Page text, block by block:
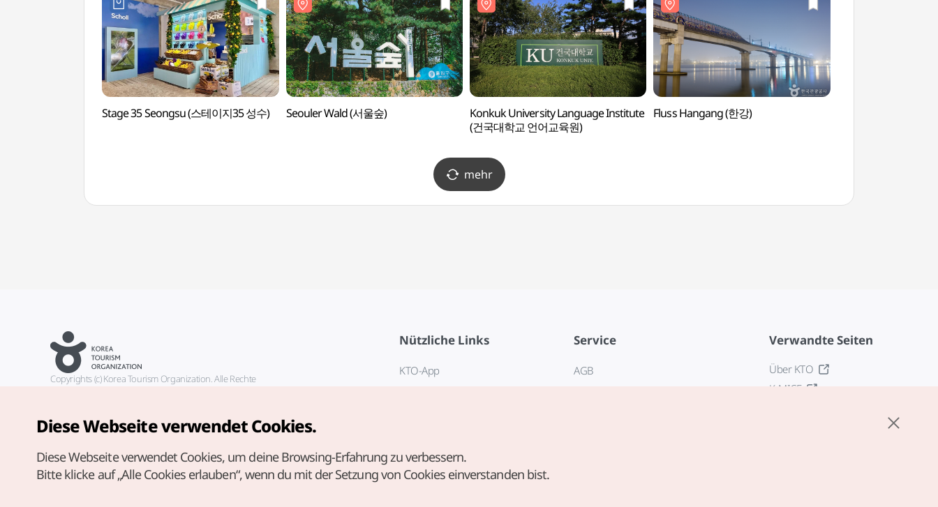
Stage 35 Seongsu (스테이지35 성수) Seouler Wald (서울숲)
Konkuk University Language Institute
(건국대학교 언어교육원)
Fluss Hangang (한강)
mehr
Nützliche Links
KTO-App
Service
AGB
Verwandte Seiten
Über KTO
K-MICE
Copyrights (c) Korea Tourism Organization. Alle Rechte
german@knto.or.kr
Diese Webseite verwendet Cookies.
Diese Webseite verwendet Cookies, um deine Browsing-Erfahrung zu verbessern.
Bitte klicke auf „Alle Cookies erlauben“, wenn du mit der Setzung von Cookies einverstanden bist.